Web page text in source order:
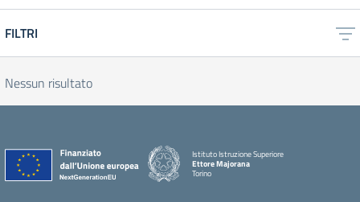
FILTRI
Nessun risultato
Istituto Istruzione Superiore
Ettore Majorana
Torino